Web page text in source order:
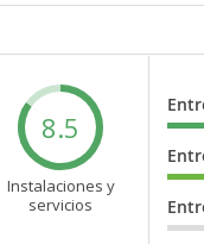
8.5
Instalaciones y
servicios